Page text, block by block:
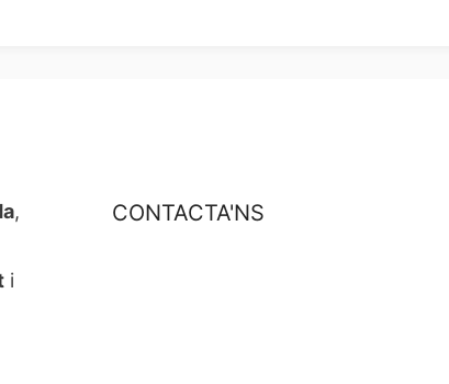
,
i
CONTACTA'NS